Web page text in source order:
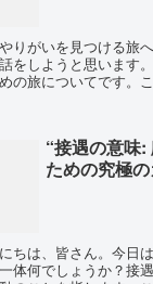
りがいを見つける旅
をしようと思います
の旅についてです。
“接遇の意味
ための究極
ちは、皆さん。今日
体何でしょうか？接